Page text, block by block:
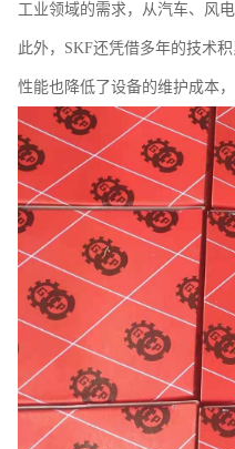
工业领域的需求，从汽车、风
此外，SKF还凭借多年的技术
性能也降低了设备的维护成本